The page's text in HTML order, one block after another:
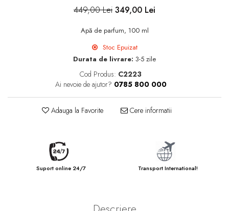
449,00 Lei 349,00 Lei
Apă de parfum, 100 ml
Stoc Epuizat
Durata de livrare: 3-5 zile
Cod Produs: C2223
Ai nevoie de ajutor? 0785 800 000
Adauga la Favorite Cere informatii
Suport online 24/7 Transport International!